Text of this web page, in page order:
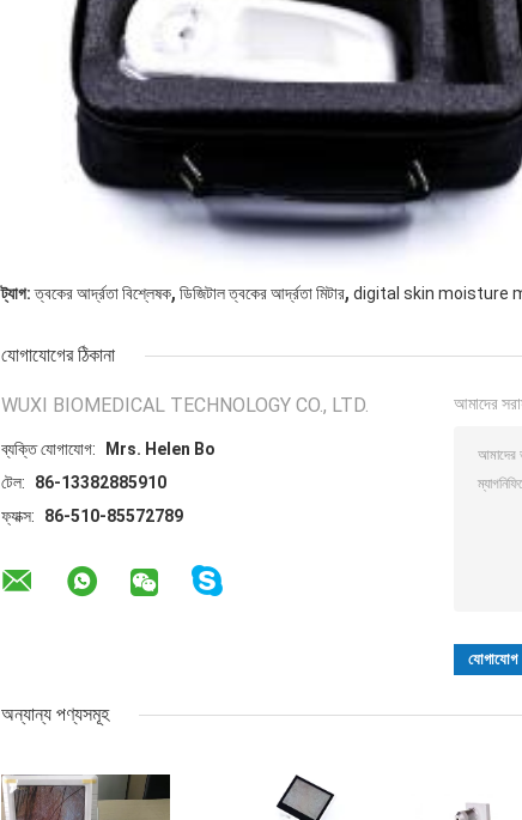
ট্যাগ: ত্বকের আর্দ্রতা বিশ্লেষক, ডিজিটাল ত্বকের আর্দ্রতা মিটার, digital skin moisture
যোগাযোগের ঠিকানা
WUXI BIOMEDICAL TECHNOLOGY CO., LTD.
ব্যক্তি যোগাযোগ:
Mrs. Helen Bo
টেল:
86-13382885910
ফ্যাক্স:
86-510-85572789
আমাদের
অন্যান্য পণ্যসমূহ